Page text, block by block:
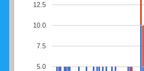
5.0
7.5
10.0
12.5